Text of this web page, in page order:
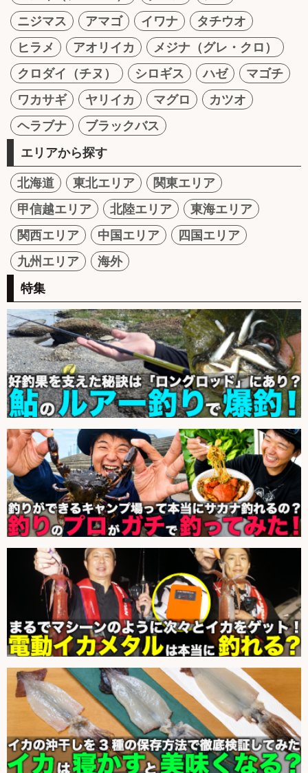
ニジマス
アマゴ イワナ
タチウオ
ヒラメ
アオリイカ
メジナ（グレ・クロ）
クロダイ（チヌ）
シロギス ハゼ
マゴチ
ワカサギ
ヤリイカ マグロ
カツオ
ヘラブナ
ブラックバス
エリアから探す
北海道 東北エリア
関東エリア
甲信越エリア
北陸エリア
東海エリア
関西エリア
中国エリア
四国エリア
九州エリア
海外
特集